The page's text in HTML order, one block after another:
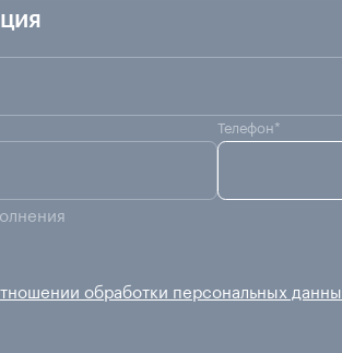
Телефон*
обработки персональных